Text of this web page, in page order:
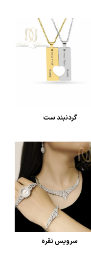
گردنبند ست
سرویس نقره